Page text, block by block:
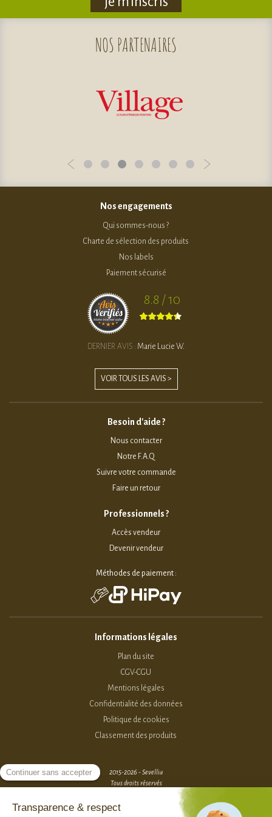
NOS PARTENAIRES
Nos engagements
Qui sommes-nous ?
Charte de sélection des produits
Nos labels
Paiement sécurisé
8.8 / 10
DERNIER AVIS : Marie Lucie W.
VOIR TOUS LES AVIS >
Besoin d'aide ?
Nous contacter
Notre F.A.Q
Suivre votre commande
Faire un retour
Professionnels ?
Accès vendeur
Devenir vendeur
Méthodes de paiement :
Informations légales
Plan du site
CGV-CGU
Mentions légales
Confidentialité des données
Politique de cookies
Classement des produits
2015-2026 - Sevellia
Tous droits réservés